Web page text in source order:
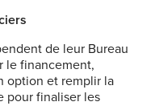
de leur Bureau
le financement,
option et remplir la
pour finaliser les